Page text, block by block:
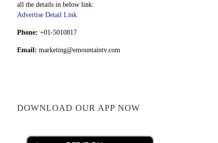
all the details in below link:
Advertise Detail Link
Phone: +01-5010817
Email: marketing@emountaintv.com
DOWNLOAD OUR APP NOW